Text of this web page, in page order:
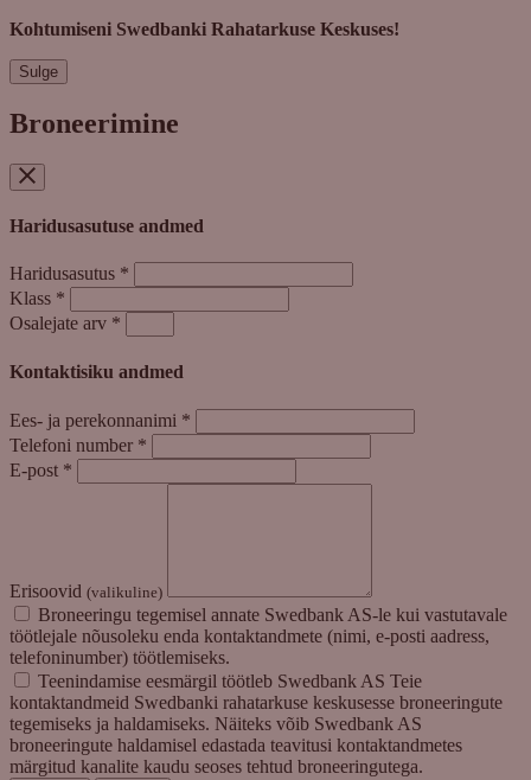
Kohtumiseni Swedbanki Rahatarkuse Keskuses!
Sulge
Broneerimine
Haridusasutuse andmed
Haridusasutus *
Klass *
Osalejate arv *
Kontaktisiku andmed
Ees- ja perekonnanimi *
Telefoni number *
E-post *
Erisoovid (valikuline)
Broneeringu tegemisel annate Swedbank AS-le kui vastutavale
töötlejale nõusoleku enda kontaktandmete (nimi, e-posti aadress,
telefoninumber) töötlemiseks.
Teenindamise eesmärgil töötleb Swedbank AS Teie
kontaktandmeid Swedbanki rahatarkuse keskusesse broneeringute
tegemiseks ja haldamiseks. Näiteks võib Swedbank AS
broneeringute haldamisel edastada teavitusi kontaktandmetes
märgitud kanalite kaudu seoses tehtud broneeringutega.